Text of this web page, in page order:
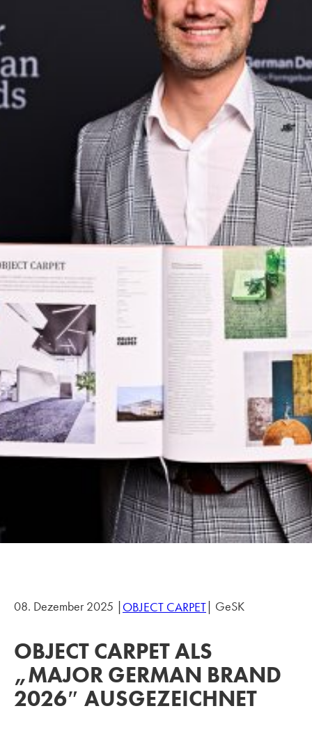
08. Dezember 2025 |OBJECT CARPET| GeSK
OBJECT CARPET ALS
„MAJOR GERMAN BRAND
2026″ AUSGEZEICHNET